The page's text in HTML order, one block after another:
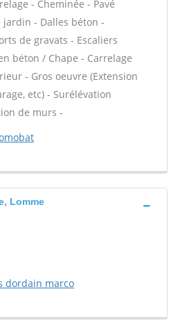
- Cheminée - Pavé
- Dalles béton -
de gravats - Escaliers
béton / Chape - Carrelage
- Gros oeuvre (Extension
etc) - Surélévation
de murs -
Lomme
dordain marco